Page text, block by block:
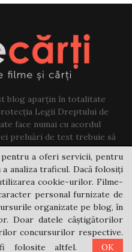
blog aparțin în totalitate
Legii Dreptului de
face numai cu acordul
preluări de text trebuie să
acest blog.
carti.ro
a oferi servicii, pentru
analiza traficul. Dacă folosiți
cookie-urilor. Filme-
personal furnizate de
organizate pe blog, în
Doar datele câștigătorilor
concursurilor respective.
folosite altfel.
OK